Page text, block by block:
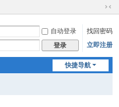
切
到
窄
自动登录
找回密码
登录 立即注册
快捷导航